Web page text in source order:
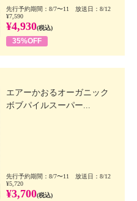
先行予約期間：8/7〜11 放送日：8/12
¥7,590
¥4,930(税込)
35%OFF
エアーかおるオーガニック
ボブパイルスーパー...
先行予約期間：8/7〜11 放送日：8/12
¥5,720
¥3,700(税込)